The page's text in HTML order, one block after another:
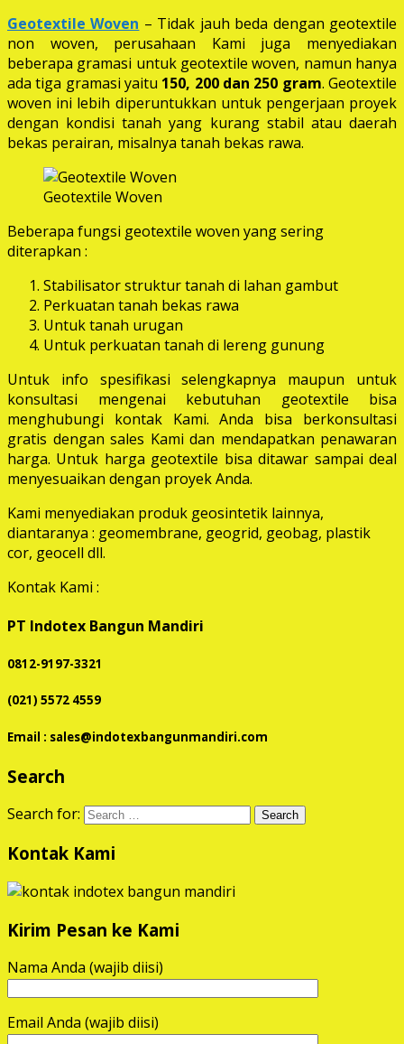
Geotextile Woven – Tidak jauh beda dengan geotextile
non woven, perusahaan Kami juga menyediakan
beberapa gramasi untuk geotextile woven, namun hanya
ada tiga gramasi yaitu 150, 200 dan 250 gram. Geotextile
woven ini lebih diperuntukkan untuk pengerjaan proyek
dengan kondisi tanah yang kurang stabil atau daerah
bekas perairan, misalnya tanah bekas rawa.
Geotextile Woven
Beberapa fungsi geotextile woven yang sering
diterapkan :
Stabilisator struktur tanah di lahan gambut
Perkuatan tanah bekas rawa
Untuk tanah urugan
Untuk perkuatan tanah di lereng gunung
Untuk info spesifikasi selengkapnya maupun untuk
konsultasi mengenai kebutuhan geotextile bisa
menghubungi kontak Kami. Anda bisa berkonsultasi
gratis dengan sales Kami dan mendapatkan penawaran
harga. Untuk harga geotextile bisa ditawar sampai deal
menyesuaikan dengan proyek Anda.
Kami menyediakan produk geosintetik lainnya,
diantaranya : geomembrane, geogrid, geobag, plastik
cor, geocell dll.
Kontak Kami :
PT Indotex Bangun Mandiri
0812-9197-3321
(021) 5572 4559
Email : sales@indotexbangunmandiri.com
Search
Search for:
Kontak Kami
Kirim Pesan ke Kami
Nama Anda (wajib diisi)
Email Anda (wajib diisi)